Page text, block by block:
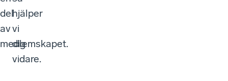
del
av
medlemskapet.
hjälper
vi
dig
vidare.